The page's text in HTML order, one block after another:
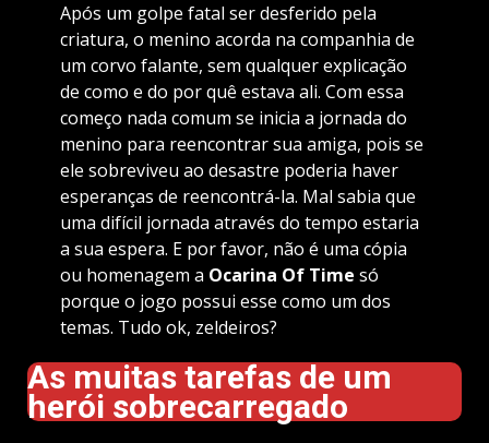
Após um golpe fatal ser desferido pela
criatura, o menino acorda na companhia de
um corvo falante, sem qualquer explicação
de como e do por quê estava ali. Com essa
começo nada comum se inicia a jornada do
menino para reencontrar sua amiga, pois se
ele sobreviveu ao desastre poderia haver
esperanças de reencontrá-la. Mal sabia que
uma difícil jornada através do tempo estaria
a sua espera. E por favor, não é uma cópia
ou homenagem a Ocarina Of Time só
porque o jogo possui esse como um dos
temas. Tudo ok, zeldeiros?
As muitas tarefas de um
herói sobrecarregado